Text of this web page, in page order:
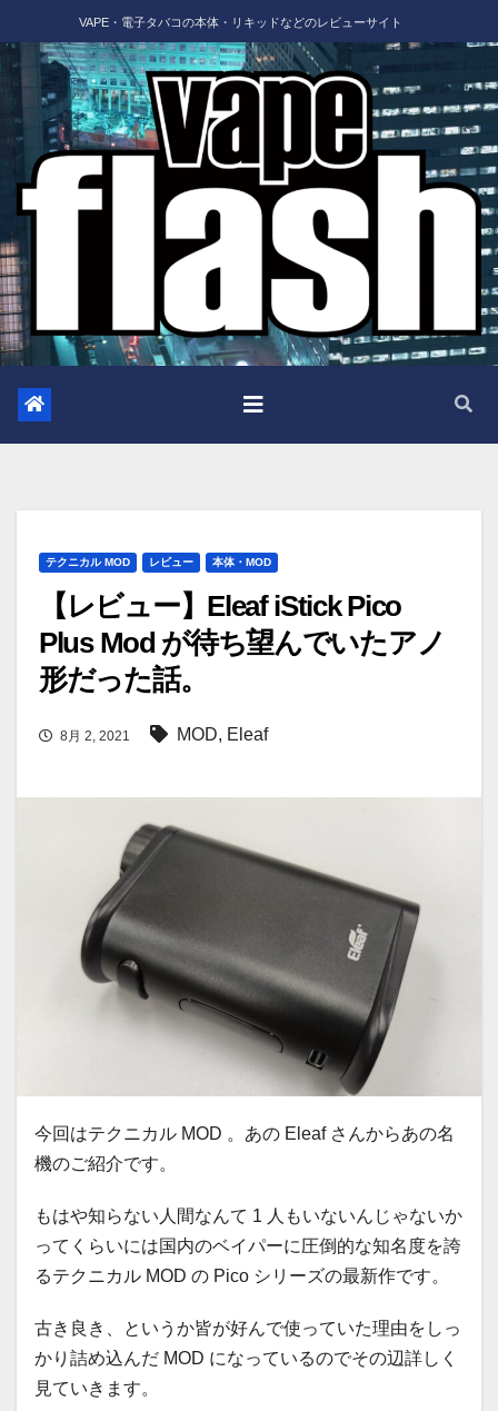
to
content
VAPE・電子タバコの本体・リキッドなどのレビューサイト
テクニカル MOD レビュー 本体・MOD
【レビュー】Eleaf iStick Pico
Plus Mod が待ち望んでいたアノ
形だった話。
8月 2, 2021 MOD, Eleaf
今回はテクニカル MOD 。あの Eleaf さんからあの名
機のご紹介です。
もはや知らない人間なんて 1 人もいないんじゃないか
ってくらいには国内のベイパーに圧倒的な知名度を誇
るテクニカル MOD の Pico シリーズの最新作です。
古き良き、というか皆が好んで使っていた理由をしっ
かり詰め込んだ MOD になっているのでその辺詳しく
見ていきます。